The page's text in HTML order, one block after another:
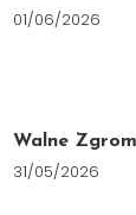
01/06/2026
Walne
31/05/2026